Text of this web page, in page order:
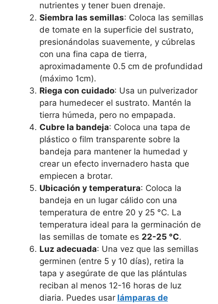
nutrientes y tener buen drenaje.
Siembra las semillas: Coloca las semillas
de tomate en la superficie del sustrato,
presionándolas suavemente, y cúbrelas
con una fina capa de tierra,
aproximadamente 0.5 cm de profundidad
(máximo 1cm).
Riega con cuidado: Usa un pulverizador
para humedecer el sustrato. Mantén la
tierra húmeda, pero no empapada.
Cubre la bandeja: Coloca una tapa de
plástico o film transparente sobre la
bandeja para mantener la humedad y
crear un efecto invernadero hasta que
empiecen a brotar.
Ubicación y temperatura: Coloca la
bandeja en un lugar cálido con una
temperatura de entre 20 y 25 °C. La
temperatura ideal para la germinación de
las semillas de tomate es 22-25 °C.
Luz adecuada: Una vez que las semillas
germinen (entre 5 y 10 días), retira la
tapa y asegúrate de que las plántulas
reciban al menos 12-16 horas de luz
diaria. Puedes usar lámparas de